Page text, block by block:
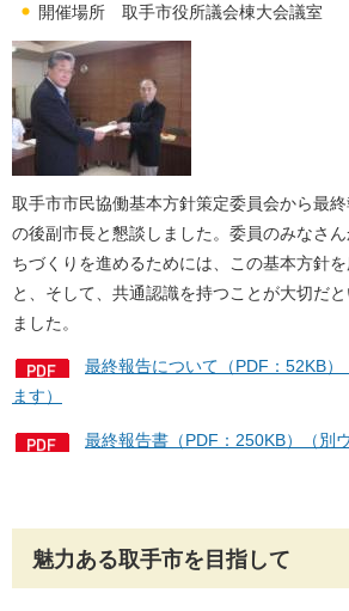
開催場所 取手市役所議会棟大会議室
取手市市民協働基本方針策定委員会から最
の後副市長と懇談しました。委員のみなさ
ちづくりを進めるためには、この基本方針
と、そして、共通認識を持つことが大切だ
ました。
最終報告について（PDF：52KB）
ます）
最終報告書（PDF：250KB）（別
魅力ある取手市を目指して